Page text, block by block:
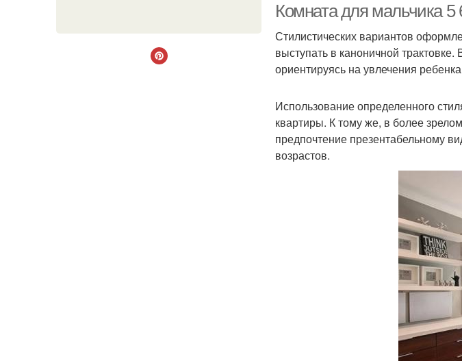
Комната для мальчика 5
Стилистических вариантов
выступать в каноничной трактовке.
ориентируясь на увлечения
Использование определенного
квартиры. К тому же, в более
предпочтение презентабельному
возрастов.